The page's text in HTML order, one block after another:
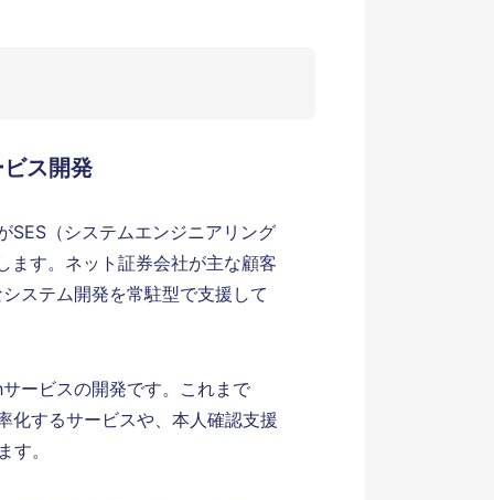
ス開発
SES（システムエンジニアリング
ます。ネット証券会社が主な顧客
ステム開発を常駐型で支援して
ービスの開発です。これまで
化するサービスや、本人確認支援
す。